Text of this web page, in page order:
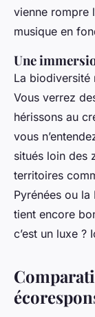
vienne rompre
musique en
Une
La biodiversité
Vous verrez
hérissons au
vous
situés loin des
territoires
Pyrénées ou
tient encore
c’est un luxe ?